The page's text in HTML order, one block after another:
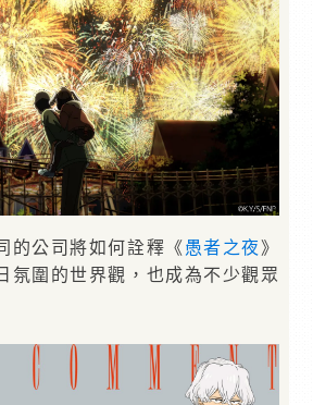
的公司將如何詮釋《愚者之夜》
氛圍的世界觀，也成為不少觀眾